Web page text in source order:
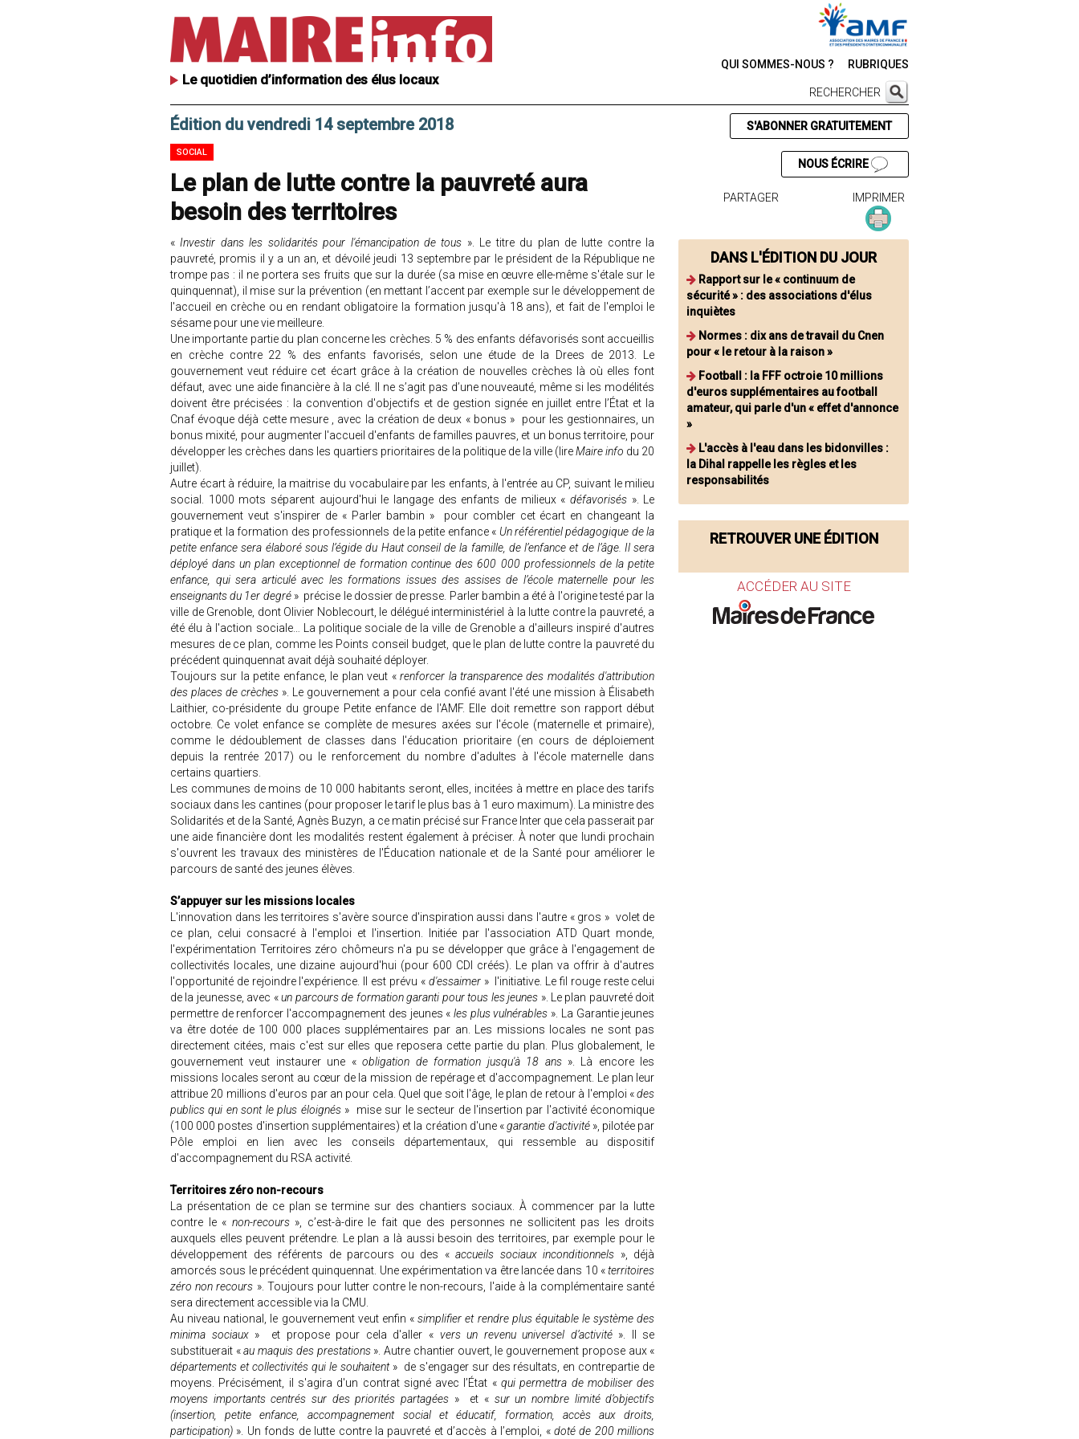
Le quotidien d’information des élus locaux
QUI SOMMES-NOUS ? RUBRIQUES
RECHERCHER
Édition du vendredi 14 septembre 2018
SOCIAL
Le plan de lutte contre la pauvreté aura
besoin des territoires
« Investir dans les solidarités pour l'émancipation de tous ». Le titre du plan de lutte contre la
pauvreté, promis il y a un an, et dévoilé jeudi 13 septembre par le président de la République ne
trompe pas : il ne portera ses fruits que sur la durée (sa mise en œuvre elle-même s'étale sur le
quinquennat), il mise sur la prévention (en mettant l’accent par exemple sur le développement de
l'accueil en crèche ou en rendant obligatoire la formation jusqu'à 18 ans), et fait de l'emploi le
sésame pour une vie meilleure.
Une importante partie du plan concerne les crèches. 5 % des enfants défavorisés sont accueillis
en crèche contre 22 % des enfants favorisés, selon une étude de la Drees de 2013. Le
gouvernement veut réduire cet écart grâce à la création de nouvelles crèches là où elles font
défaut, avec une aide financière à la clé. Il ne s’agit pas d’une nouveauté, même si les modélités
doivent être précisées : la convention d'objectifs et de gestion signée en juillet entre l’État et la
Cnaf évoque déjà cette mesure , avec la création de deux « bonus » pour les gestionnaires, un
bonus mixité, pour augmenter l'accueil d'enfants de familles pauvres, et un bonus territoire, pour
développer les crèches dans les quartiers prioritaires de la politique de la ville (lireMaire info du 20
juillet).
Autre écart à réduire, la maitrise du vocabulaire par les enfants, à l'entrée au CP, suivant le milieu
social. 1000 mots séparent aujourd'hui le langage des enfants de milieux « défavorisés ». Le
gouvernement veut s'inspirer de « Parler bambin » pour combler cet écart en changeant la
pratique et la formation des professionnels de la petite enfance « Un référentiel pédagogique de la
petite enfance sera élaboré sous l’égide du Haut conseil de la famille, de l’enfance et de l’âge. Il sera
déployé dans un plan exceptionnel de formation continue des 600 000 professionnels de la petite
enfance, qui sera articulé avec les formations issues des assises de l’école maternelle pour les
enseignants du 1er degré» précise le dossier de presse. Parler bambin a été à l'origine testé par la
ville de Grenoble, dont Olivier Noblecourt, le délégué interministériel à la lutte contre la pauvreté, a
été élu à l'action sociale… La politique sociale de la ville de Grenoble a d'ailleurs inspiré d'autres
mesures de ce plan, comme les Points conseil budget, que le plan de lutte contre la pauvreté du
précédent quinquennat avait déjà souhaité déployer.
Toujours sur la petite enfance, le plan veut «renforcer la transparence des modalités d'attribution
des places de crèches ». Le gouvernement a pour cela confié avant l'été une mission à Élisabeth
Laithier, co-présidente du groupe Petite enfance de l'AMF. Elle doit remettre son rapport début
octobre. Ce volet enfance se complète de mesures axées sur l'école (maternelle et primaire),
comme le dédoublement de classes dans l'éducation prioritaire (en cours de déploiement
depuis la rentrée 2017) ou le renforcement du nombre d'adultes à l'école maternelle dans
certains quartiers.
Les communes de moins de 10 000 habitants seront, elles, incitées à mettre en place des tarifs
sociaux dans les cantines (pour proposer le tarif le plus bas à 1 euro maximum). La ministre des
Solidarités et de la Santé, Agnès Buzyn, a ce matin précisé sur France Inter que cela passerait par
une aide financière dont les modalités restent également à préciser. À noter que lundi prochain
s'ouvrent les travaux des ministères de l'Éducation nationale et de la Santé pour améliorer le
parcours de santé des jeunes élèves.
S’appuyer sur les missions locales
L'innovation dans les territoires s'avère source d'inspiration aussi dans l'autre « gros » volet de
ce plan, celui consacré à l'emploi et l'insertion. Initiée par l'association ATD Quart monde,
l'expérimentation Territoires zéro chômeurs n'a pu se développer que grâce à l'engagement de
collectivités locales, une dizaine aujourd'hui (pour 600 CDI créés). Le plan va offrir à d'autres
l'opportunité de rejoindre l'expérience. Il est prévu « d'essaimer » l'initiative. Le fil rouge reste celui
de la jeunesse, avec «un parcours de formation garanti pour tous les jeunes ». Le plan pauvreté doit
permettre de renforcer l'accompagnement des jeunes « les plus vulnérables ». La Garantie jeunes
va être dotée de 100 000 places supplémentaires par an. Les missions locales ne sont pas
directement citées, mais c'est sur elles que reposera cette partie du plan. Plus globalement, le
gouvernement veut instaurer une «obligation de formation jusqu'à 18 ans». Là encore les
missions locales seront au cœur de la mission de repérage et d'accompagnement. Le plan leur
attribue 20 millions d'euros par an pour cela. Quel que soit l'âge, le plan de retour à l'emploi «des
publics qui en sont le plus éloignés» mise sur le secteur de l'insertion par l'activité économique
(100 000 postes d'insertion supplémentaires) et la création d'une «garantie d'activité», pilotée par
Pôle emploi en lien avec les conseils départementaux, qui ressemble au dispositif
d'accompagnement du RSA activité.
Territoires zéro non-recours
La présentation de ce plan se termine sur des chantiers sociaux. À commencer par la lutte
contre le « non-recours », c’est-à-dire le fait que des personnes ne sollicitent pas les droits
auxquels elles peuvent prétendre. Le plan a là aussi besoin des territoires, par exemple pour le
développement des référents de parcours ou des «accueils sociaux inconditionnels », déjà
amorcés sous le précédent quinquennat. Une expérimentation va être lancée dans 10 «territoires
zéro non recours ». Toujours pour lutter contre le non-recours, l'aide à la complémentaire santé
sera directement accessible via la CMU.
Au niveau national, le gouvernement veut enfin « simplifier et rendre plus équitable le système des
minima sociaux » et propose pour cela d'aller « vers un revenu universel d’activité». Il se
substituerait «au maquis des prestations». Autre chantier ouvert, le gouvernement propose aux «
départements et collectivités qui le souhaitent » de s'engager sur des résultats, en contrepartie de
moyens. Précisément, il s'agira d'un contrat signé avec l’État «qui permettra de mobiliser des
moyens importants centrés sur des priorités partagées » et « sur un nombre limité d’objectifs
(insertion, petite enfance, accompagnement social et éducatif, formation, accès aux droits,
participation) ». Un fonds de lutte contre la pauvreté et d’accès à l’emploi, «doté de 200 millions
S'ABONNER GRATUITEMENT
NOUS ÉCRIRE
PARTAGER IMPRIMER
DANS L'ÉDITION DU JOUR
Rapport sur le « continuum de
sécurité » : des associations d'élus
inquiètes
Normes : dix ans de travail du Cnen
pour « le retour à la raison »
Football : la FFF octroie 10 millions
d'euros supplémentaires au football
amateur, qui parle d'un « effet d'annonce
»
L'accès à l'eau dans les bidonvilles :
la Dihal rappelle les règles et les
responsabilités
RETROUVER UNE ÉDITION
ACCÉDER AU SITE